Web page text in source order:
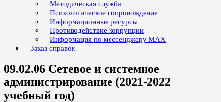
Методическая служба
Психологическое сопровождение
Информационные ресурсы
Противодействие коррупции
Информация по мессенджеру MAX
Заказ справок
09.02.06 Сетевое и системное
администрирование (2021-2022
учебный год)